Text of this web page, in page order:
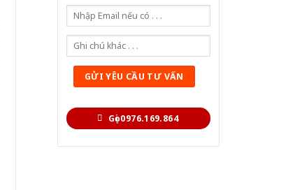
Gọi 0976.169.864